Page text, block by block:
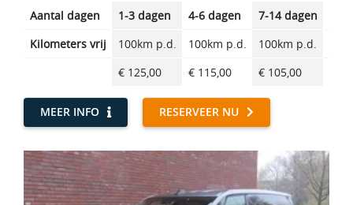
Aantal dagen 1-3 dagen 4-6 dagen 7-14 dagen
Kilometers vrij
100km p.d. 100km p.d. 100km p.d.
€ 125,00
€ 115,00 € 105,00
MEER INFO RESERVEER NU